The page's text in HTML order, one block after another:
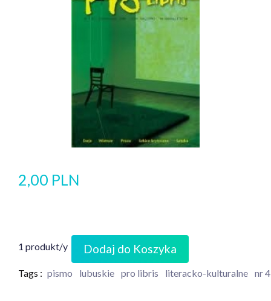
2,00 PLN
1 produkt/y Dodaj do Koszyka
Tags : pismo lubuskie pro libris literacko-kulturalne nr